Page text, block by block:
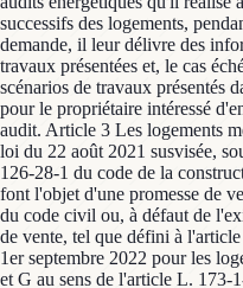
successifs des logements,
demande, il leur délivre des
travaux présentées et, le cas
scénarios de travaux présentés
pour le propriétaire intéressé
audit. Article 3 Les logements
loi du 22 août 2021 susvisée,
126-28-1 du code de la
font l'objet d'une promesse de
du code civil ou, à défaut de
de vente, tel que défini à
1er septembre 2022 pour les
et G au sens de l'article L. 173-